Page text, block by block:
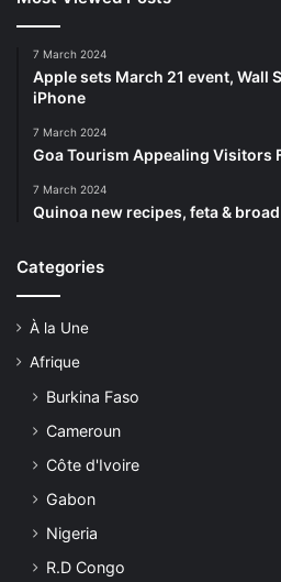
7 March 2024
Apple sets March 21 event, Wall
iPhone
7 March 2024
Goa Tourism Appealing Visitors
7 March 2024
Quinoa new recipes, feta &
Categories
À la Une
Afrique
Burkina Faso
Cameroun
Côte d'Ivoire
Gabon
Nigeria
R.D Congo